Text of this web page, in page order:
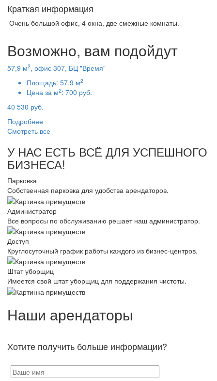
Краткая информация
Очень большой офис, 4 окна, две смежные комнаты.
Возможно, вам подойдут
57,9 м2, офис 307, БЦ "Время"
Площадь: 57,9 м2
Цена за м2: 700 руб.
40 530 руб.
Подробнее
Смотреть все
У НАС ЕСТЬ ВСЁ ДЛЯ УСПЕШНОГО
БИЗНЕСА!
Парковка
Собственная парковка для удобства арендаторов.
Администратор
Все вопросы по обслуживанию решает наш администратор.
Доступ
Круглосуточный график работы каждого из бизнес-центров.
Штат уборщиц
Имеется свой штат уборщиц для поддержания чистоты.
Наши арендаторы
Хотите получить больше информации?